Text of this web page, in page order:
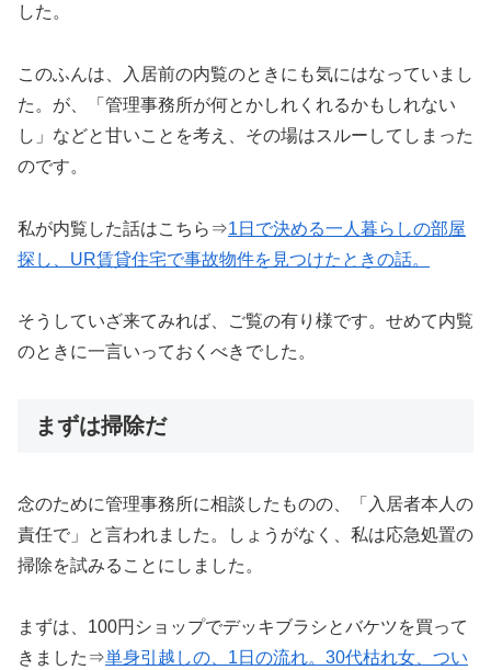
した。
このふんは、入居前の内覧のときにも気にはなっていまし
た。が、「管理事務所が何とかしれくれるかもしれない
し」などと甘いことを考え、その場はスルーしてしまった
のです。
私が内覧した話はこちら⇒1日で決める一人暮らしの部屋
探し
、UR賃貸住宅で事故物件を見つけたときの話。
そうしていざ来てみれば、ご覧の有り様です。せめて内覧
のときに一言いっておくべきでした。
まずは掃除だ
念のために管理事務所に相談したものの、「入居者本人の
責任で」と言われました。しょうがなく、私は応急処置の
掃除を試みることにしました。
まずは、100円ショップでデッキブラシとバケツを買って
きました⇒単身引越しの、1日の流れ。30代枯れ女、つい